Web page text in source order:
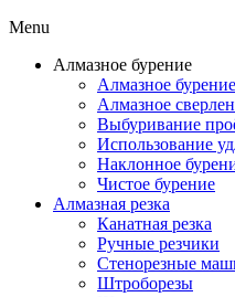
Menu
Алмазное бурение
Алмазное
Алмазное
Выбуривание
Использование
Наклонное
Чистое бурение
Алмазная резка
Канатная резка
Ручные резчики
Стенорезные
Штроборезы